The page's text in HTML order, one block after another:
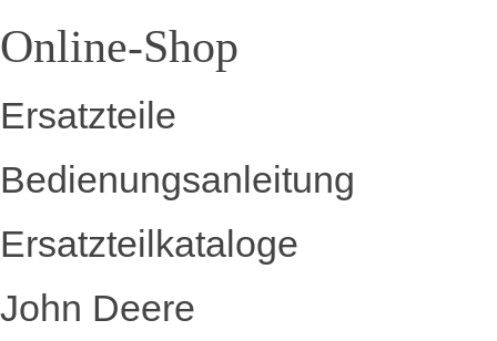
Online-Shop
Ersatzteile
Bedienungsanleitung
Ersatzteilkataloge
John Deere